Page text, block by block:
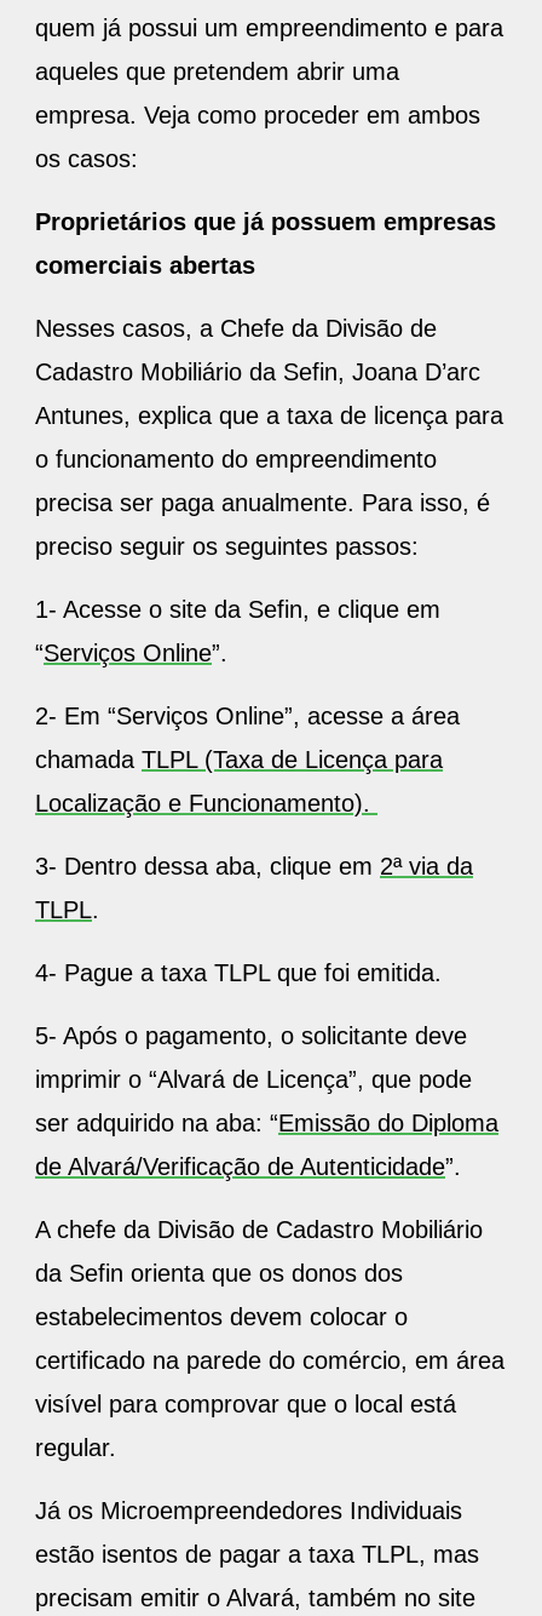
quem já possui um empreendimento e para
aqueles que pretendem abrir uma
empresa. Veja como proceder em ambos
os casos:
Proprietários que já possuem empresas
comerciais abertas
Nesses casos, a Chefe da Divisão de
Cadastro Mobiliário da Sefin, Joana D’arc
Antunes, explica que a taxa de licença para
o funcionamento do empreendimento
precisa ser paga anualmente. Para isso, é
preciso seguir os seguintes passos:
1- Acesse o site da Sefin, e clique em
“Serviços Online”.
2- Em “Serviços Online”, acesse a área
chamada TLPL (Taxa de Licença para
Localização e Funcionamento).
3- Dentro dessa aba, clique em 2ª via da
TLPL.
4- Pague a taxa TLPL que foi emitida.
5- Após o pagamento, o solicitante deve
imprimir o “Alvará de Licença”, que pode
ser adquirido na aba: “Emissão do Diploma
de Alvará/Verificação de Autenticidade”.
A chefe da Divisão de Cadastro Mobiliário
da Sefin orienta que os donos dos
estabelecimentos devem colocar o
certificado na parede do comércio, em área
visível para comprovar que o local está
regular.
Já os Microempreendedores Individuais
estão isentos de pagar a taxa TLPL, mas
precisam emitir o Alvará, também no site